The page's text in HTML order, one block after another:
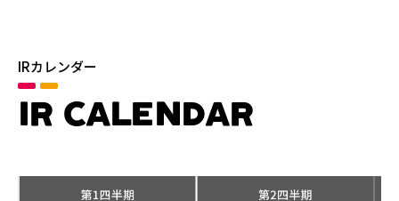
IRカレンダー
IR CALENDAR